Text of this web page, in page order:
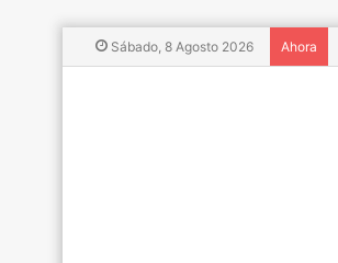
Sábado, 8 Agosto 2026 Ahora